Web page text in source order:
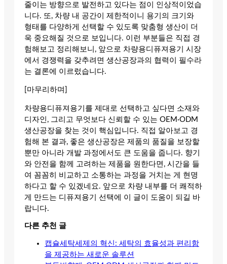
줄이는 방향으로 발전하고 있다는 점이 인상적이었습
니다. 또, 차량 내 공간이 제한적이니 용기의 크기와
형태를 다양하게 선택할 수 있도록 맞춤형 생산이 더
욱 중요해질 것으로 보입니다. 이런 부분들은 직접 경
험해보고 정리해보니, 앞으로 차량용디퓨져용기 시장
에서 경쟁력을 갖추려면 생산공장과의 협력이 필수라
는 결론에 이르렀습니다.
[마무리하며]
차량용디퓨져용기를 제대로 선택하고 싶다면 소재와
디자인, 그리고 무엇보다 신뢰할 수 있는 OEM·ODM
생산공장을 찾는 것이 핵심입니다. 직접 알아보고 경
험해 본 결과, 좋은 생산공장은 제품의 품질을 보장할
뿐만 아니라 개발 과정에서도 큰 도움을 줍니다. 향기
와 안전을 함께 고려하는 제품을 원한다면, 시간을 들
여 꼼꼼히 비교하고 소통하는 과정을 거치는 게 현명
하다고 할 수 있겠네요. 앞으로 차량 내부를 더 쾌적하
게 만드는 디퓨져용기 선택에 이 글이 도움이 되길 바
랍니다.
다른 추천 글
캡슐세탁세제의 혁신: 세탁의 효율성과 편리함
을 제공하는 새로운 솔루션